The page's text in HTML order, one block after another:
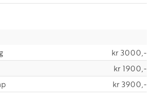
kr 3000,-
kr 1900,-
kr 3900,-